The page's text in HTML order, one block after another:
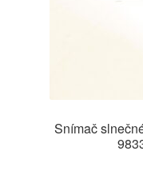
Snímač